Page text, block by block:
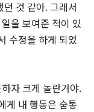
것 같아. 그래서
을 보여준 적이 있
수정을 하게 되었
자 크게 놀란거야.
게 내 행동은 숨통